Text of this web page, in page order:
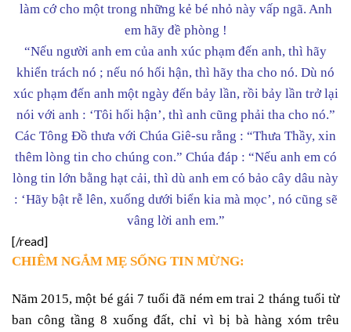
làm cớ cho một trong những kẻ bé nhỏ này vấp ngã. Anh
em hãy đề phòng !
“Nếu người anh em của anh xúc phạm đến anh, thì hãy
khiển trách nó ; nếu nó hối hận, thì hãy tha cho nó. Dù nó
xúc phạm đến anh một ngày đến bảy lần, rồi bảy lần trở lại
nói với anh : ‘Tôi hối hận’, thì anh cũng phải tha cho nó.”
Các Tông Đồ thưa với Chúa Giê-su rằng : “Thưa Thầy, xin
thêm lòng tin cho chúng con.” Chúa đáp : “Nếu anh em có
lòng tin lớn bằng hạt cải, thì dù anh em có bảo cây dâu này
: ‘Hãy bật rễ lên, xuống dưới biển kia mà mọc’, nó cũng sẽ
vâng lời anh em.”
[/read]
CHIÊM NGẮM MẸ SỐNG TIN MỪNG:
Năm 2015, một bé gái 7 tuổi đã ném em trai 2 tháng tuổi từ
ban công tầng 8 xuống đất, chỉ vì bị bà hàng xóm trêu